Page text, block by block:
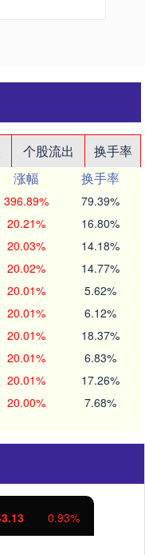
个股流出
换手率
涨幅
换手率
396.89% 79.39%
20.21% 16.80%
20.03% 14.18%
20.02% 14.77%
20.01% 5.62%
20.01% 6.12%
20.01% 18.37%
20.01% 6.83%
20.01% 17.26%
20.00% 7.68%
0.93%